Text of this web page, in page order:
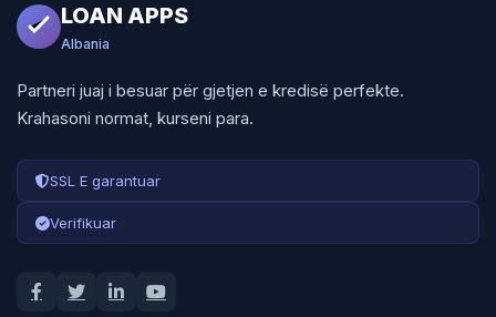
LOAN APPS
Albania
Partneri juaj i besuar për gjetjen e kredisë perfekte.
Krahasoni normat, kurseni para.
SSL E garantuar
Verifikuar